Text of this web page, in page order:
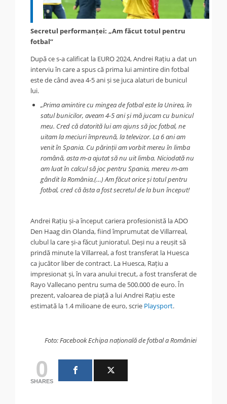
Secretul performanței: „Am făcut totul pentru
fotbal”
După ce s-a calificat la EURO 2024, Andrei Rațiu a dat un
interviu în care a spus că prima lui amintire din fotbal
este de când avea 4-5 ani și se juca alaturi de bunicul
lui.
„Prima amintire cu mingea de fotbal este la Unirea, în
satul bunicilor, aveam 4-5 ani și mă jucam cu bunicul
meu. Cred că datorită lui am ajuns să joc fotbal, ne
uitam la meciuri împreună, la televizor. La 6 ani am
venit în Spania. Cu părinții am vorbit mereu în limba
română, asta m-a ajutat să nu uit limba. Niciodată nu
am luat în calcul să joc pentru Spania, mereu m-am
gândit la România.(…) Am făcut orice și totul pentru
fotbal, cred că ăsta a fost secretul de la bun început!
Andrei Rațiu și-a început cariera profesionistă la ADO
Den Haag din Olanda, fiind împrumutat de Villarreal,
clubul la care și-a făcut junioratul. Deși nu a reușit să
prindă minute la Villarreal, a fost transferat la Huesca
ca jucător liber de contract. La Huesca, Rațiu a
impresionat și, în vara anului trecut, a fost transferat de
Rayo Vallecano pentru suma de 500.000 de euro. În
prezent, valoarea de piață a lui Andrei Rațiu este
estimată la 1.4 milioane de euro, scrie Playsport.
Foto: Facebook Echipa națională de fotbal a României
0
SHARES